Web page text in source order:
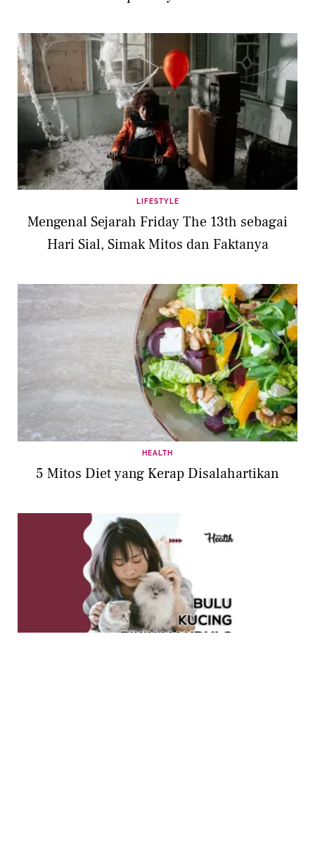
LIFESTYLE
Mengenal Sejarah Friday The 13th sebagai
Hari Sial, Simak Mitos dan Faktanya
HEALTH
5 Mitos Diet yang Kerap Disalahartikan